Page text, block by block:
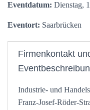
Eventdatum: Dienstag,
Eventort: Saarbrücken
Firmenkontakt
Industrie- und
Franz-Josef-Röder-